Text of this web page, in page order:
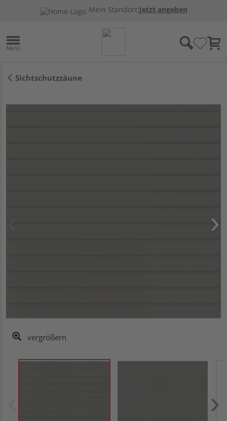
Mein Standort:Jetzt angeben
Sichtschutzzäune
vergrößern